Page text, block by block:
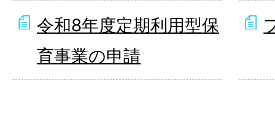
令和8年度定期利用型保
育事業の申請